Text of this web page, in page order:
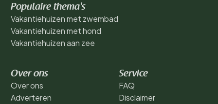
Populaire thema's
Vakantiehuizen met zwembad
Vakantiehuizen met hond
Vakantiehuizen aan zee
Over ons
Over ons
Adverteren
Service
FAQ
Disclaimer